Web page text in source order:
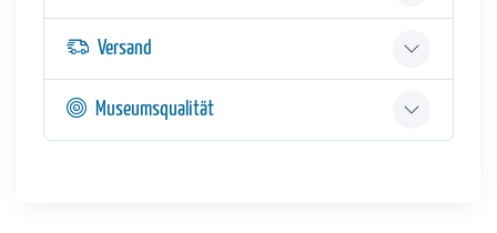
Versand
Museumsqualität